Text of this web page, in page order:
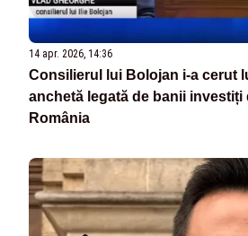
14 apr. 2026, 14:36
Consilierul lui Bolojan i-a cerut
anchetă legată de banii investiți
România